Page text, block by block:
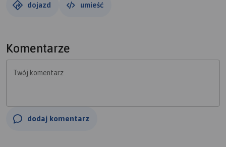
dojazd umieść
Komentarze
Twój komentarz
dodaj komentarz